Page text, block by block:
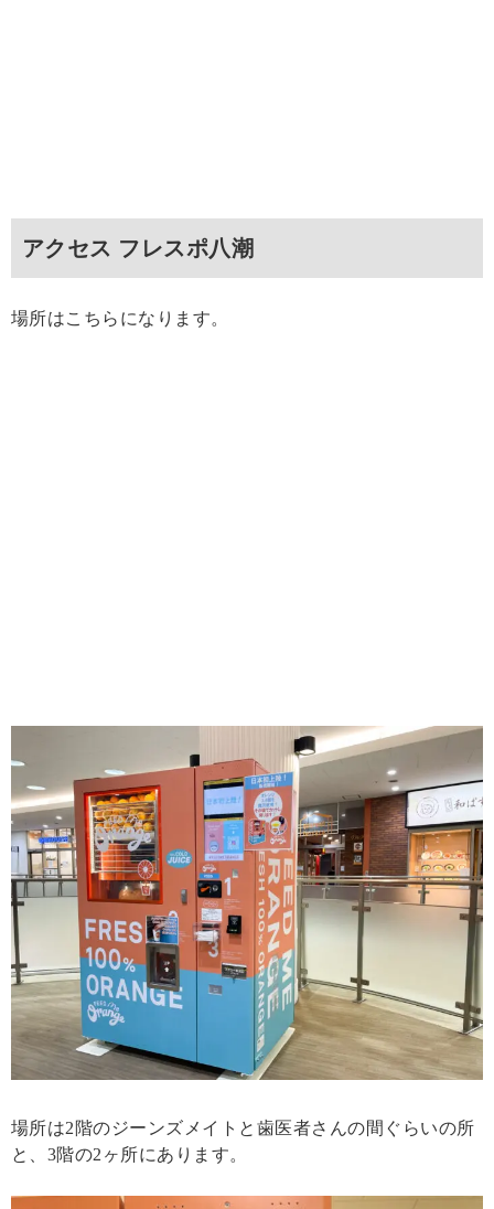
アクセス フレスポ八潮
場所はこちらになります。
場所は2階のジーンズメイトと歯医者さんの間ぐらいの所
と、3階の2ヶ所にあります。